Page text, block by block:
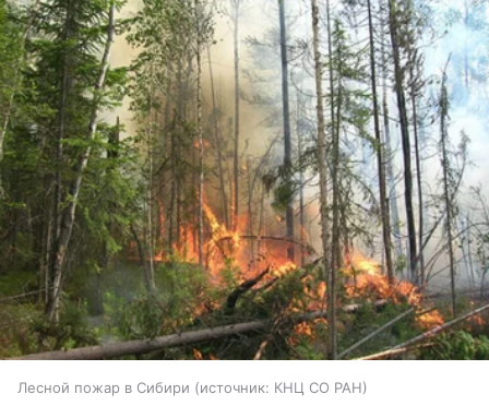
Лесной пожар в Сибири источник: КНЦ СО РАН